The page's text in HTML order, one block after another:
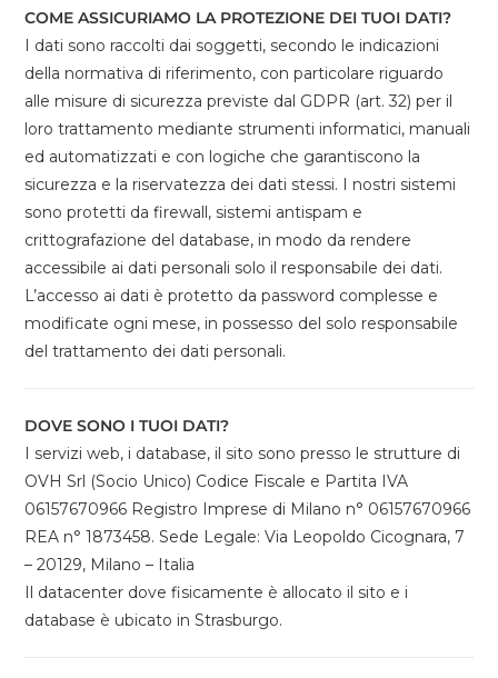
COME ASSICURIAMO LA PROTEZIONE DEI TUOI DATI?
I dati sono raccolti dai soggetti, secondo le indicazioni
della normativa di riferimento, con particolare riguardo
alle misure di sicurezza previste dal GDPR (art. 32) per il
loro trattamento mediante strumenti informatici, manuali
ed automatizzati e con logiche che garantiscono la
sicurezza e la riservatezza dei dati stessi. I nostri sistemi
sono protetti da firewall, sistemi antispam e
crittografazione del database, in modo da rendere
accessibile ai dati personali solo il responsabile dei dati.
L’accesso ai dati è protetto da password complesse e
modificate ogni mese, in possesso del solo responsabile
del trattamento dei dati personali.
DOVE SONO I TUOI DATI?
I servizi web, i database, il sito sono presso le strutture di
OVH Srl (Socio Unico) Codice Fiscale e Partita IVA
06157670966 Registro Imprese di Milano n° 06157670966
REA n° 1873458. Sede Legale: Via Leopoldo Cicognara, 7
– 20129, Milano – Italia
Il datacenter dove fisicamente è allocato il sito e i
database è ubicato in Strasburgo.